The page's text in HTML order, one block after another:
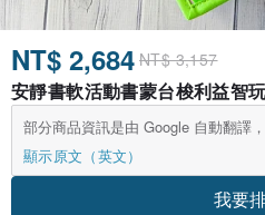
NT$ 2,684 NT$ 3,157
安靜書軟活動書蒙台梭利益智
部分商品資訊是由 Google 自動翻譯
顯示原文（英文）
我要